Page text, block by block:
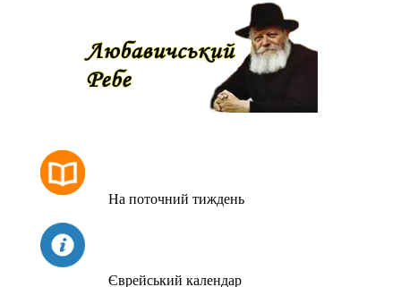
На поточний тиждень
Єврейський календар